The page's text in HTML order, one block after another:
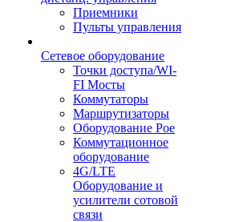
Приемники
Пульты управления
Сетевое оборудование
Точки доступа/WI-
FI Мосты
Коммутаторы
Маршрутизаторы
Оборудование Poe
Коммутационное
оборудование
4G/LTE
Оборудование и
усилители сотовой
связи